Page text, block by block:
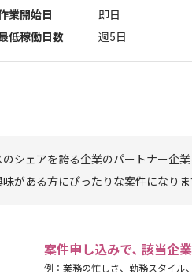
業開始日
即日
低稼働日数
週5日
シェアを誇る企業のパートナー企
がある方にぴったりな案件になりま
案件申し込みで､ 該当企
例：業務の忙しさ、勤務スタイル